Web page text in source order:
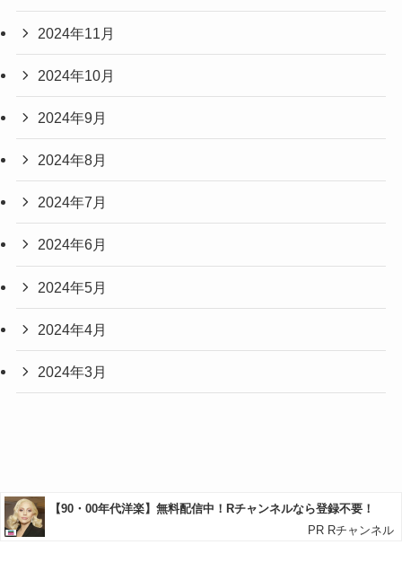
2024年11月
2024年10月
2024年9月
2024年8月
2024年7月
2024年6月
2024年5月
2024年4月
2024年3月
プライバシーポリシー お問い合わせ サイトマップ